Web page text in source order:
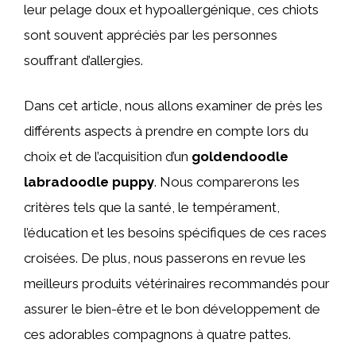
leur pelage doux et hypoallergénique, ces chiots
sont souvent appréciés par les personnes
souffrant d’allergies.
Dans cet article, nous allons examiner de près les
différents aspects à prendre en compte lors du
choix et de l’acquisition d’un goldendoodle
labradoodle puppy. Nous comparerons les
critères tels que la santé, le tempérament,
l’éducation et les besoins spécifiques de ces races
croisées. De plus, nous passerons en revue les
meilleurs produits vétérinaires recommandés pour
assurer le bien-être et le bon développement de
ces adorables compagnons à quatre pattes.